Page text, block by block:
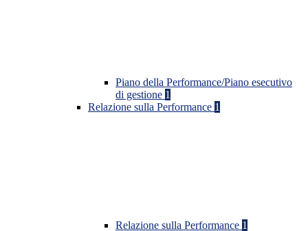
Piano della Performance/Piano esecutivo
di gestione 1
Relazione sulla Performance 1
Relazione sulla Performance 1